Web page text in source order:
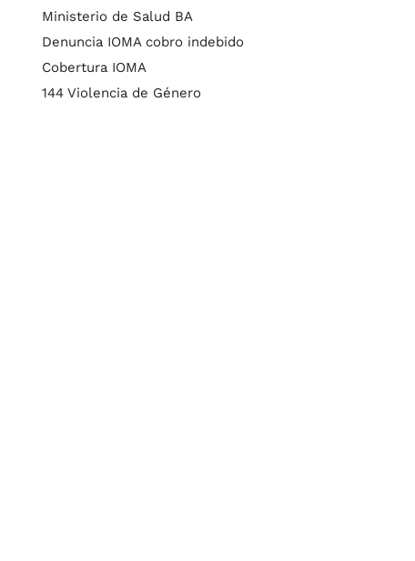
Ministerio de Salud BA
Denuncia IOMA cobro indebido
Cobertura IOMA
144 Violencia de Género